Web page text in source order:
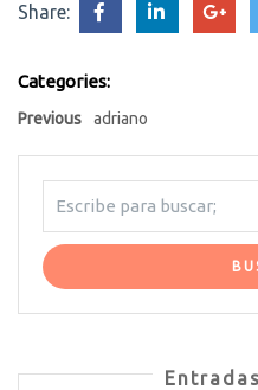
Share:
Categories:
Previous adriano